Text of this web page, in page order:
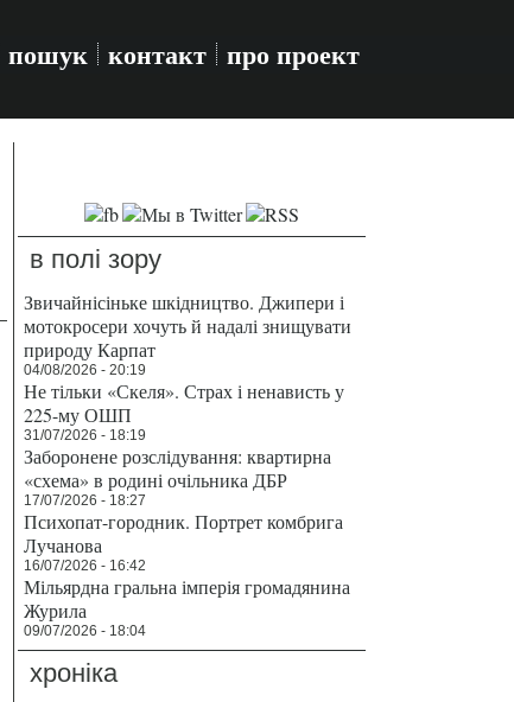
пошук контакт про проект
в полі зору
Звичайнісіньке шкідництво. Джипери і
мотокросери хочуть й надалі знищувати
природу Карпат
04/08/2026 - 20:19
Не тільки «Скеля». Страх і ненависть у
225-му ОШП
31/07/2026 - 18:19
Заборонене розслідування: квартирна
«схема» в родині очільника ДБР
17/07/2026 - 18:27
Психопат-городник. Портрет комбрига
Лучанова
16/07/2026 - 16:42
Мільярдна гральна імперія громадянина
Журила
09/07/2026 - 18:04
хроніка